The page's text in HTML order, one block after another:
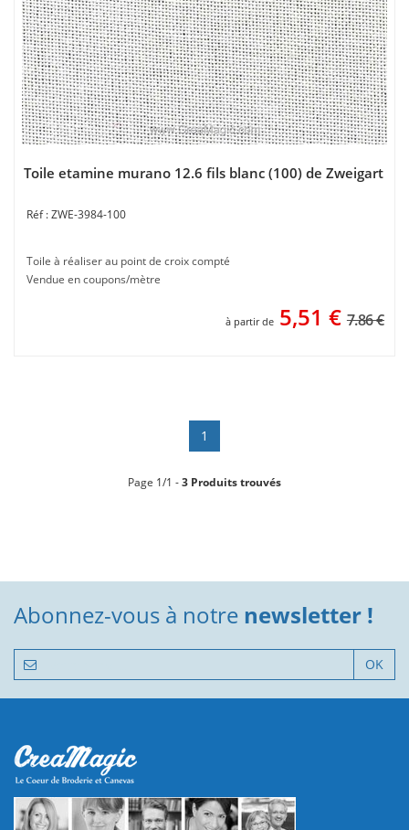
Toile etamine murano 12.6 fils blanc (100) de Zweigart
ZWE-3984-100
Toile à réaliser au point de croix compté
Vendue en coupons/mètre
à partir de 5,51 € 7.86 €
1
Page 1/1 -3 Produits trouvés
Abonnez-vous à notre newsletter !
OK